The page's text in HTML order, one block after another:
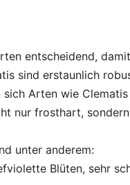
entscheidend,
sind erstaunlich
Arten wie
nur frosthart,
unter anderem:
Blüten, sehr